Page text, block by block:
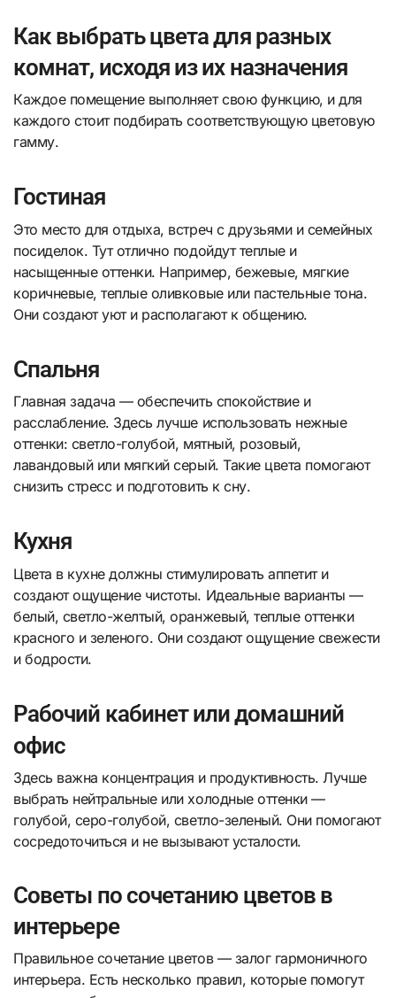
Как выбрать цвета для разных
комнат, исходя из их назначения
Каждое помещение выполняет свою функцию, и для
каждого стоит подбирать соответствующую цветовую
гамму.
Гостиная
Это место для отдыха, встреч с друзьями и семейных
посиделок. Тут отлично подойдут теплые и
насыщенные оттенки. Например, бежевые, мягкие
коричневые, теплые оливковые или пастельные тона.
Они создают уют и располагают к общению.
Спальня
Главная задача — обеспечить спокойствие и
расслабление. Здесь лучше использовать нежные
оттенки: светло-голубой, мятный, розовый,
лавандовый или мягкий серый. Такие цвета помогают
снизить стресс и подготовить к сну.
Кухня
Цвета в кухне должны стимулировать аппетит и
создают ощущение чистоты. Идеальные варианты —
белый, светло-желтый, оранжевый, теплые оттенки
красного и зеленого. Они создают ощущение свежести
и бодрости.
Рабочий кабинет или домашний
офис
Здесь важна концентрация и продуктивность. Лучше
выбрать нейтральные или холодные оттенки —
голубой, серо-голубой, светло-зеленый. Они помогают
сосредоточиться и не вызывают усталости.
Советы по сочетанию цветов в
интерьере
Правильное сочетание цветов — залог гармоничного
интерьера. Есть несколько правил, которые помогут